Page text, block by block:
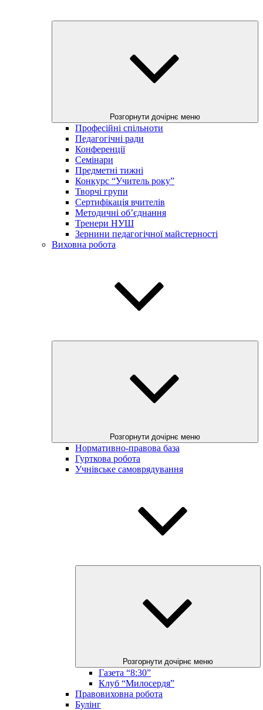
Розгорнути дочірнє меню
Професійні спільноти
Педагогічні ради
Конференції
Семінари
Предметні тижні
Конкурс “Учитель року”
Творчі групи
Сертифікація вчителів
Методичні об’єднання
Тренери НУШ
Зернини педагогічної майстерності
Виховна робота
Розгорнути дочірнє меню
Нормативно-правова база
Гурткова робота
Учнівське самоврядування
Розгорнути дочірнє меню
Газета “8:30”
Клуб “Милосердя”
Правовиховна робота
Булінг